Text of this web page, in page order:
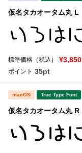
仮名タカオータム丸 L
標準価格（税込） ¥3,850
ポイント 35pt
macOS True Type Font
仮名タカオータム丸 R